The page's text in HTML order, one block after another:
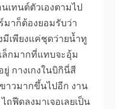
เทนต์ตัวเองตามไป
มาก็ต้องยอมรับว่า
เพียงแค่ชุดว่ายน้ำทู
ล็กมากที่แทบจะอุ้ม
กางเกงในบิกินี่สี
าวมากขึ้นไปอีก งาน
ฟีดลงมาเจอเลยเป็น